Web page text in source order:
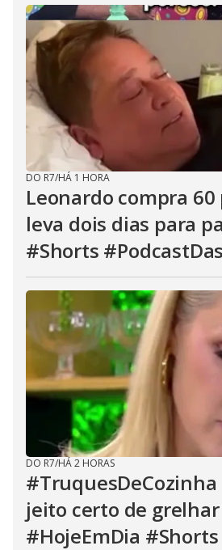
DO R7/HÁ 1 HORA
Leonardo compra 60
leva dois dias para
#Shorts
DO R7/HÁ 2 HORAS
jeito certo de
#HojeEmDia #Shorts